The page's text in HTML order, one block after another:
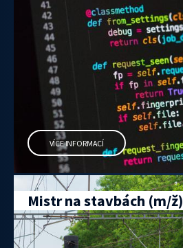
VÍCE INFORMACÍ
Mistr na stavbách (m/ž)